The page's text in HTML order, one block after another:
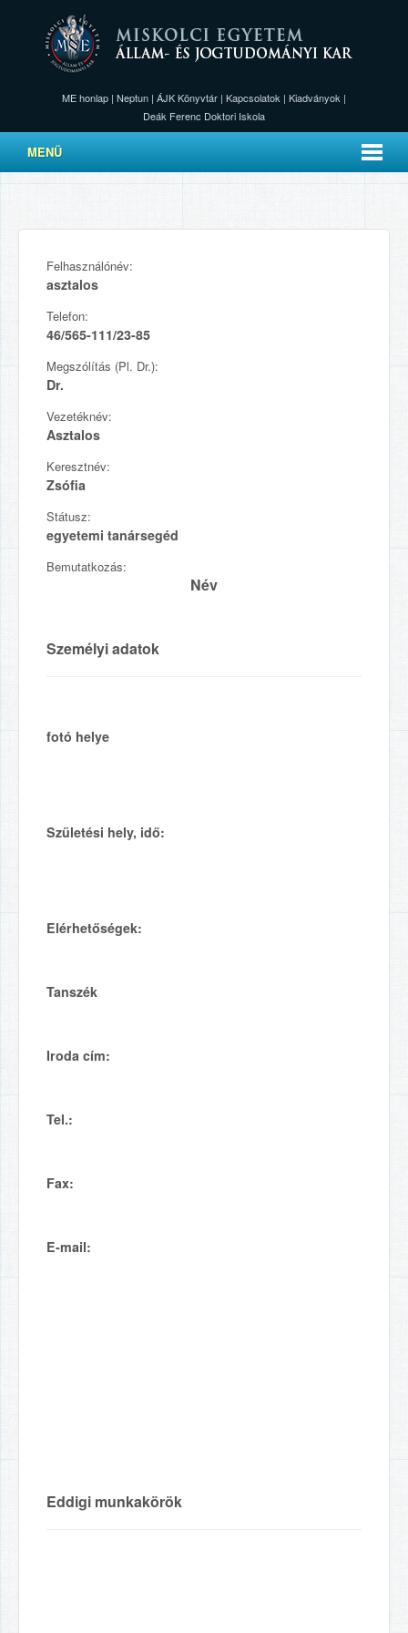
ME honlap | Neptun | ÁJK Könyvtár | Kapcsolatok | Kiadványok |
Deák Ferenc Doktori Iskola
MENÜ
Felhasználónév:
asztalos
Telefon:
46/565-111/23-85
Megszólítás (Pl. Dr.):
Dr.
Vezetéknév:
Asztalos
Keresztnév:
Zsófia
Státusz:
egyetemi tanársegéd
Bemutatkozás:
Név
Személyi adatok
fotó helye
Születési hely, idő:
Elérhetőségek:
Tanszék
Iroda cím:
Tel.:
Fax:
E-mail:
Eddigi munkakörök